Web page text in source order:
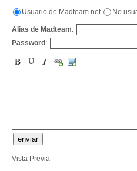
Usuario de Madteam.net No
Alias de Madteam:
Password:
Vista Previa